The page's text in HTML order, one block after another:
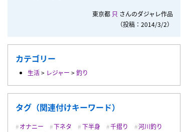
東京都 只 さんのダジャレ作品
（投稿：2014/3/2）
カテゴリー
生活> レジャー >釣り
タグ（関連付けキーワード）
オナニー 下ネタ 下半身 千摺り
河川釣り